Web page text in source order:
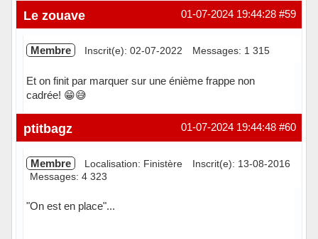
#59
01-07-2024 19:44:28
Le zouave
Membre Inscrit(e): 02-07-2022 Messages: 1 315
Et on finit par marquer sur une énième frappe non
cadrée! 😁😅
Hors ligne #60
01-07-2024 19:44:48
ptitbagz
Membre Localisation: Finistère
Inscrit(e): 13-08-2016
Messages: 4 323
"On est en place"...